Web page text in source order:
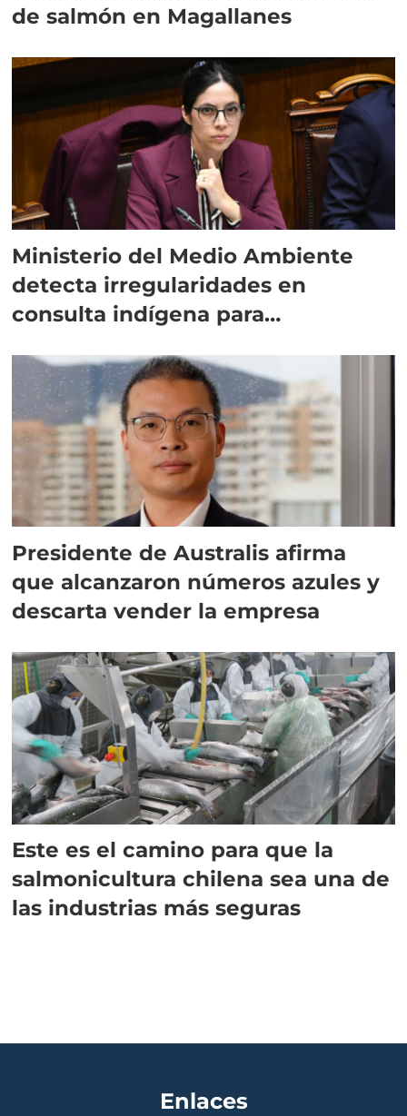
de salmón en Magallanes
Ministerio del Medio Ambiente
detecta irregularidades en
consulta indígena para
Presidente de Australis afirma
que alcanzaron números azules y
descarta vender la empresa
Este es el camino para que la
salmonicultura chilena sea una de
las industrias más seguras
Enlaces